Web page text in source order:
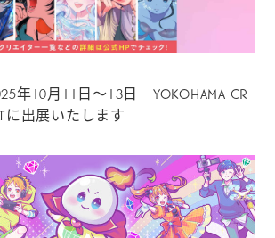
年10月11日〜13日 YOKOHAMA CR
に出展いたします